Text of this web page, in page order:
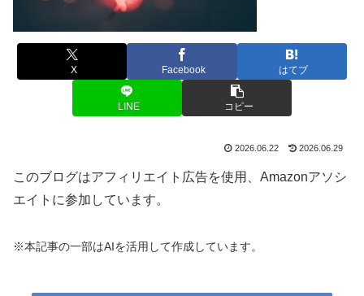
X Facebook はてブ
LINE コピー
2026.06.22 2026.06.29
このブログはアフィリエイト広告を使用、Amazonアソシ
エイトに参加しています。
※本記事の一部はAIを活用して作成しています。